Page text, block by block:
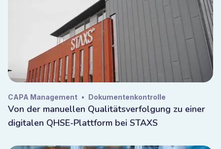
CAPA Management • Dokumentenkontrolle
Von der manuellen Qualitätsverfolgung zu einer
digitalen QHSE-Plattform bei STAXS